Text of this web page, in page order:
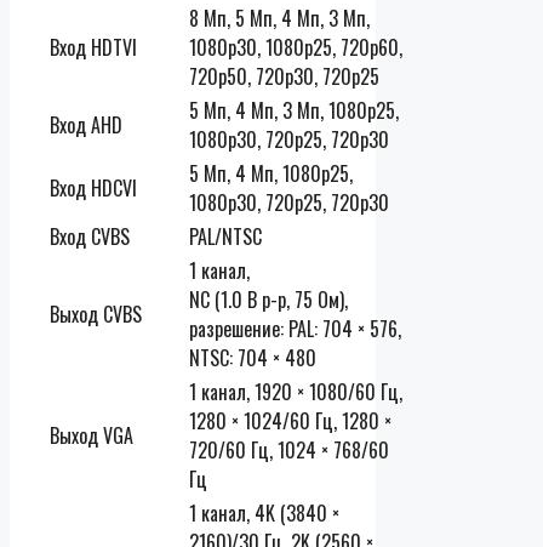
Вход HDTVI
8 Мп, 5 Мп, 4 Мп, 3 Мп,
1080p30, 1080p25, 720p60,
720p50, 720p30, 720p25
Вход AHD
5 Мп, 4 Мп, 3 Мп, 1080p25,
1080p30, 720p25, 720p30
Вход HDCVI
5 Мп, 4 Мп, 1080p25,
1080p30, 720p25, 720p30
Вход CVBS
PAL/NTSC
Выход CVBS
1 канал,
NC (1.0 В p-p, 75 Ом),
разрешение: PAL: 704 × 576,
NTSC: 704 × 480
Выход VGA
1 канал, 1920 × 1080/60 Гц,
1280 × 1024/60 Гц, 1280 ×
720/60 Гц, 1024 × 768/60
Гц
1 канал, 4K (3840 ×